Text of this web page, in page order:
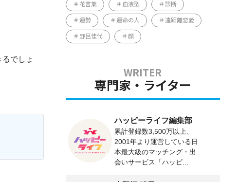
でしょ
花言葉 血液型 診断
運勢 運命の人 遠距離恋愛
野呂佳代 顔
専門家・ライター
ハッピーライフ編集部
累計登録数3,500万以上、
2001年より運営している日
本最大級のマッチング・出
会いサービス「ハッピ...